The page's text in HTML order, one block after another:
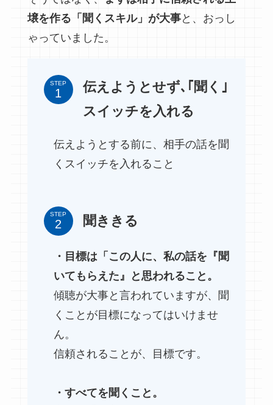
壌を作る「聞くスキル」が大事と、おっし
ゃっていました。
STEP
伝えようとせず､｢聞く｣
スイッチを入れる
伝えようとする前に、相手の話を聞
くスイッチを入れること
STEP 聞ききる
・目標は「この人に、私の話を『聞
いてもらえた』と思われること。
傾聴が大事と言われていますが、聞
くことが目標になってはいけませ
ん。
信頼されることが、目標です。
・すべてを聞くこと。